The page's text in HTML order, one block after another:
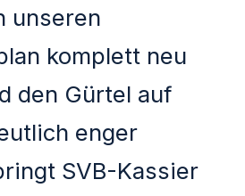
unseren
komplett neu
den Gürtel auf
enger
SVB-Kassier